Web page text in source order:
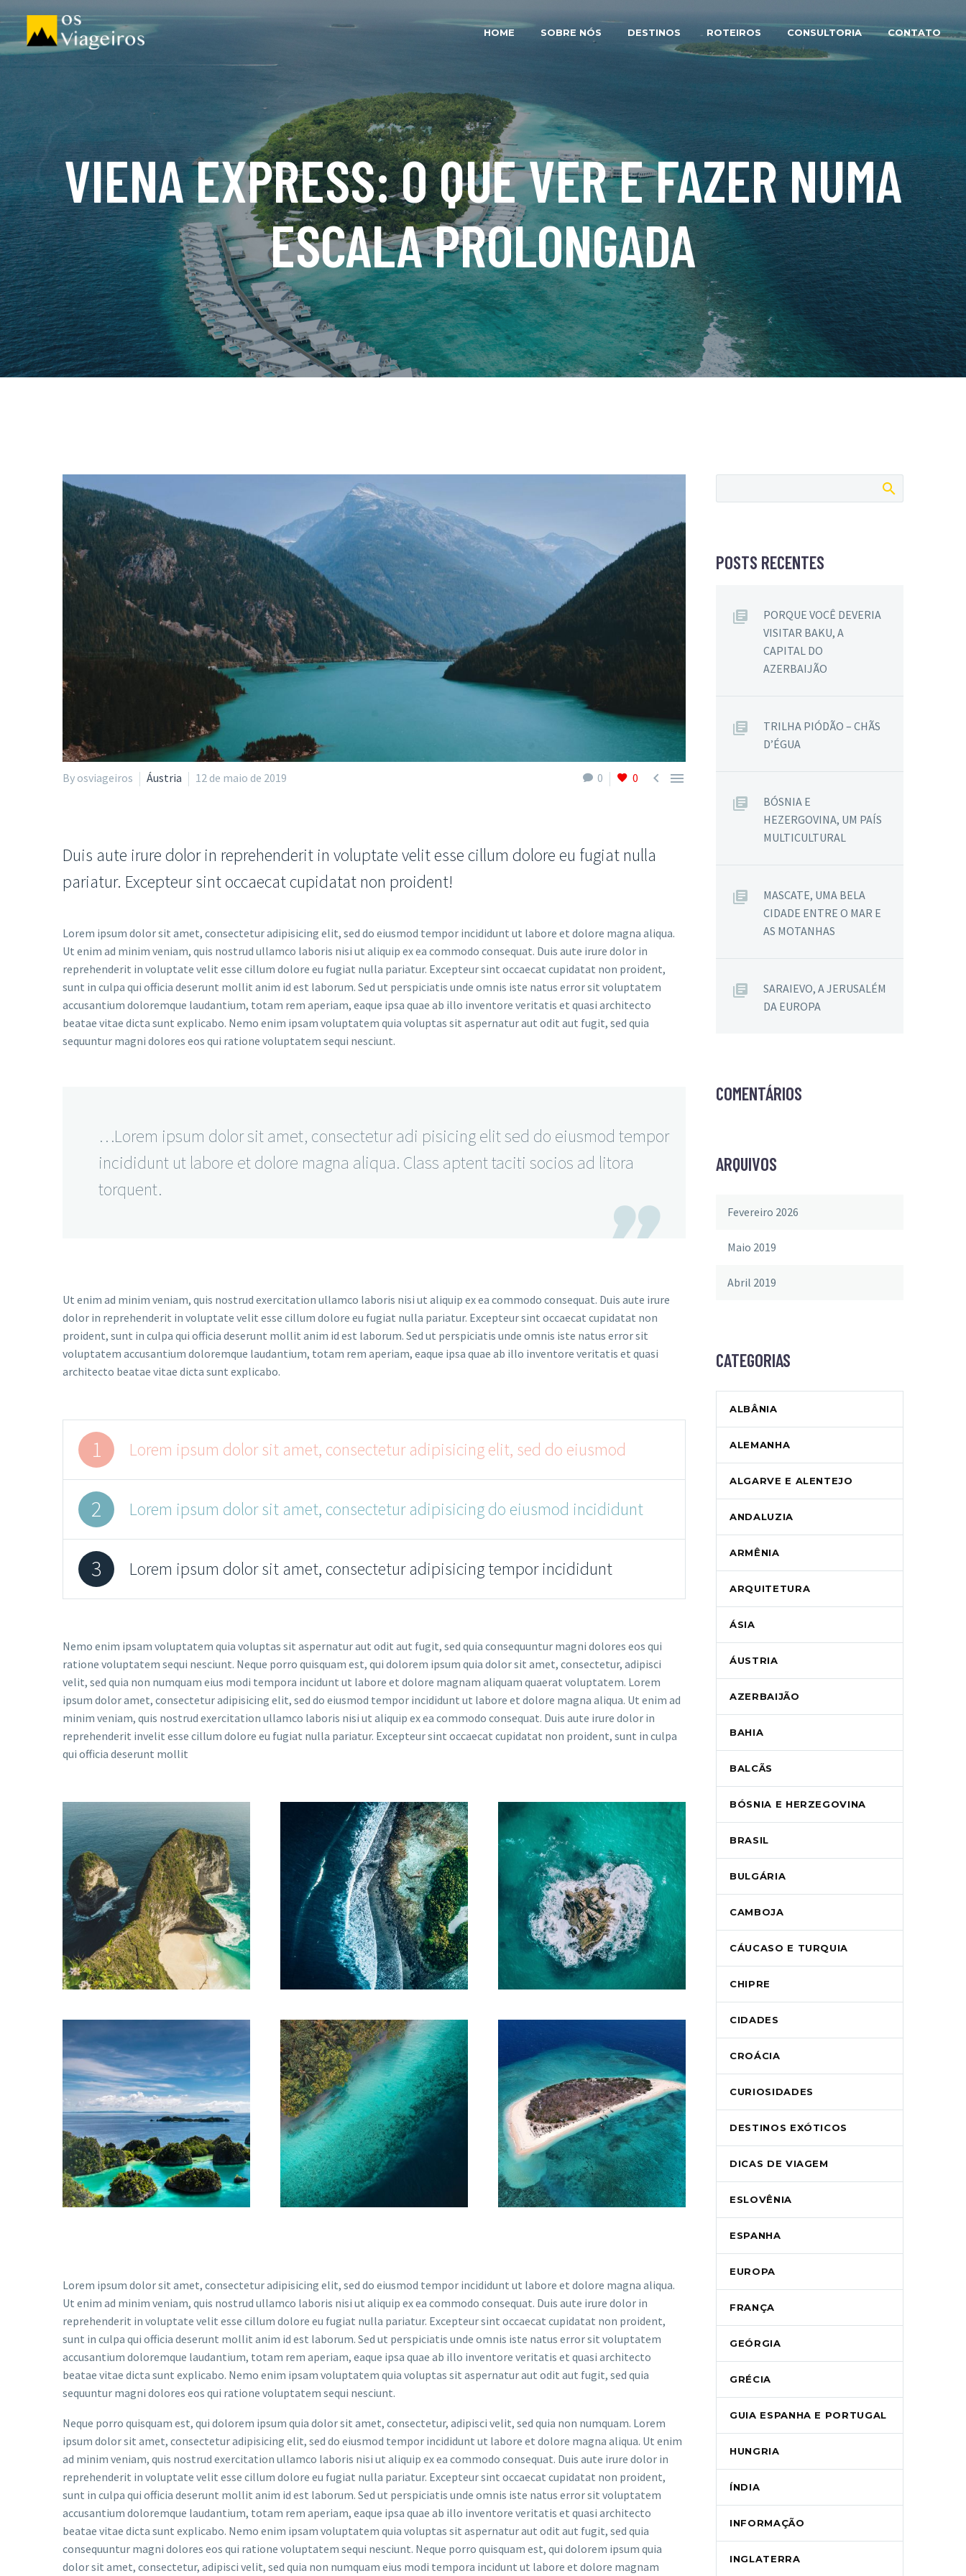
HOME SOBRE NÓS DESTINOS ROTEIROS CONSULTORIA CONTATO
VIENA EXPRESS: O QUE VER E FAZER NUMA
ESCALA PROLONGADA
0 0  
By osviageiros Áustria 12 de maio de 2019
Duis aute irure dolor in reprehenderit in voluptate velit esse cillum dolore eu fugiat nulla
pariatur. Excepteur sint occaecat cupidatat non proident!
Lorem ipsum dolor sit amet, consectetur adipisicing elit, sed do eiusmod tempor incididunt ut labore et dolore magna aliqua.
Ut enim ad minim veniam, quis nostrud ullamco laboris nisi ut aliquip ex ea commodo consequat. Duis aute irure dolor in
reprehenderit in voluptate velit esse cillum dolore eu fugiat nulla pariatur. Excepteur sint occaecat cupidatat non proident,
sunt in culpa qui officia deserunt mollit anim id est laborum. Sed ut perspiciatis unde omnis iste natus error sit voluptatem
accusantium doloremque laudantium, totam rem aperiam, eaque ipsa quae ab illo inventore veritatis et quasi architecto
beatae vitae dicta sunt explicabo. Nemo enim ipsam voluptatem quia voluptas sit aspernatur aut odit aut fugit, sed quia
sequuntur magni dolores eos qui ratione voluptatem sequi nesciunt.
…Lorem ipsum dolor sit amet, consectetur adi pisicing elit sed do eiusmod tempor
incididunt ut labore et dolore magna aliqua. Class aptent taciti socios ad litora
torquent.

Ut enim ad minim veniam, quis nostrud exercitation ullamco laboris nisi ut aliquip ex ea commodo consequat. Duis aute irure
dolor in reprehenderit in voluptate velit esse cillum dolore eu fugiat nulla pariatur. Excepteur sint occaecat cupidatat non
proident, sunt in culpa qui officia deserunt mollit anim id est laborum. Sed ut perspiciatis unde omnis iste natus error sit
voluptatem accusantium doloremque laudantium, totam rem aperiam, eaque ipsa quae ab illo inventore veritatis et quasi
architecto beatae vitae dicta sunt explicabo.
1 Lorem ipsum dolor sit amet, consectetur adipisicing elit, sed do eiusmod
2 Lorem ipsum dolor sit amet, consectetur adipisicing do eiusmod incididunt
3 Lorem ipsum dolor sit amet, consectetur adipisicing tempor incididunt
Nemo enim ipsam voluptatem quia voluptas sit aspernatur aut odit aut fugit, sed quia consequuntur magni dolores eos qui
ratione voluptatem sequi nesciunt. Neque porro quisquam est, qui dolorem ipsum quia dolor sit amet, consectetur, adipisci
velit, sed quia non numquam eius modi tempora incidunt ut labore et dolore magnam aliquam quaerat voluptatem. Lorem
ipsum dolor amet, consectetur adipisicing elit, sed do eiusmod tempor incididunt ut labore et dolore magna aliqua. Ut enim ad
minim veniam, quis nostrud exercitation ullamco laboris nisi ut aliquip ex ea commodo consequat. Duis aute irure dolor in
reprehenderit invelit esse cillum dolore eu fugiat nulla pariatur. Excepteur sint occaecat cupidatat non proident, sunt in culpa
qui officia deserunt mollit
Lorem ipsum dolor sit amet, consectetur adipisicing elit, sed do eiusmod tempor incididunt ut labore et dolore magna aliqua.
Ut enim ad minim veniam, quis nostrud ullamco laboris nisi ut aliquip ex ea commodo consequat. Duis aute irure dolor in
reprehenderit in voluptate velit esse cillum dolore eu fugiat nulla pariatur. Excepteur sint occaecat cupidatat non proident,
sunt in culpa qui officia deserunt mollit anim id est laborum. Sed ut perspiciatis unde omnis iste natus error sit voluptatem
accusantium doloremque laudantium, totam rem aperiam, eaque ipsa quae ab illo inventore veritatis et quasi architecto
beatae vitae dicta sunt explicabo. Nemo enim ipsam voluptatem quia voluptas sit aspernatur aut odit aut fugit, sed quia
sequuntur magni dolores eos qui ratione voluptatem sequi nesciunt.
Neque porro quisquam est, qui dolorem ipsum quia dolor sit amet, consectetur, adipisci velit, sed quia non numquam. Lorem
ipsum dolor sit amet, consectetur adipisicing elit, sed do eiusmod tempor incididunt ut labore et dolore magna aliqua. Ut enim
ad minim veniam, quis nostrud exercitation ullamco laboris nisi ut aliquip ex ea commodo consequat. Duis aute irure dolor in
reprehenderit in voluptate velit esse cillum dolore eu fugiat nulla pariatur. Excepteur sint occaecat cupidatat non proident,
sunt in culpa qui officia deserunt mollit anim id est laborum. Sed ut perspiciatis unde omnis iste natus error sit voluptatem
accusantium doloremque laudantium, totam rem aperiam, eaque ipsa quae ab illo inventore veritatis et quasi architecto
beatae vitae dicta sunt explicabo. Nemo enim ipsam voluptatem quia voluptas sit aspernatur aut odit aut fugit, sed quia
consequuntur magni dolores eos qui ratione voluptatem sequi nesciunt. Neque porro quisquam est, qui dolorem ipsum quia
dolor sit amet, consectetur, adipisci velit, sed quia non numquam eius modi tempora incidunt ut labore et dolore magnam
POSTS RECENTES
PORQUE VOCÊ DEVERIA
VISITAR BAKU, A
CAPITAL DO
AZERBAIJÃO
TRILHA PIÓDÃO – CHÃS
D’ÉGUA
BÓSNIA E
HEZERGOVINA, UM PAÍS
MULTICULTURAL
MASCATE, UMA BELA
CIDADE ENTRE O MAR E
AS MOTANHAS
SARAIEVO, A JERUSALÉM
DA EUROPA
COMENTÁRIOS
ARQUIVOS
Fevereiro 2026
Maio 2019
Abril 2019
CATEGORIAS
ALBÂNIA
ALEMANHA
ALGARVE E ALENTEJO
ANDALUZIA
ARMÊNIA
ARQUITETURA
ÁSIA
ÁUSTRIA
AZERBAIJÃO
BAHIA
BALCÃS
BÓSNIA E HERZEGOVINA
BRASIL
BULGÁRIA
CAMBOJA
CÁUCASO E TURQUIA
CHIPRE
CIDADES
CROÁCIA
CURIOSIDADES
DESTINOS EXÓTICOS
DICAS DE VIAGEM
ESLOVÊNIA
ESPANHA
EUROPA
FRANÇA
GEÓRGIA
GRÉCIA
GUIA ESPANHA E PORTUGAL
HUNGRIA
ÍNDIA
INFORMAÇÃO
INGLATERRA